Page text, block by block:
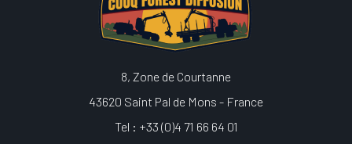
8, Zone de Courtanne
43620 Saint Pal de Mons - France
Tel : +33 (0)4 71 66 64 01